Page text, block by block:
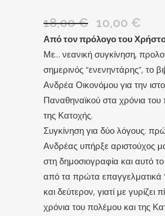
18,00€ 10,00 €
Από τον πρόλογο του
Με… νεανική συγκίνηση,
σημερινός “ενενηντάρης”, το
Ανδρέα Οικονόμου για την
Παναθηναϊκού στα χρόνια του
της Κατοχής.
Συγκίνηση για δύο λόγους:
Ανδρέας υπήρξε αριστούχος
στη δημοσιογραφία και αυτό το
από τα πρώτα επαγγελματικά
και δεύτερον, γιατί με γυρίζει
χρόνια του πολέμου και της